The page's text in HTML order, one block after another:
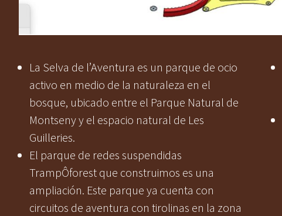
La Selva de l’Aventura es un parque de ocio
activo en medio de la naturaleza en el
bosque, ubicado entre el Parque Natural de
Montseny y el espacio natural de Les
Guilleries.
El parque de redes suspendidas
TrampÔforest que construimos es una
ampliación. Este parque ya cuenta con
circuitos de aventura con tirolinas en la zona